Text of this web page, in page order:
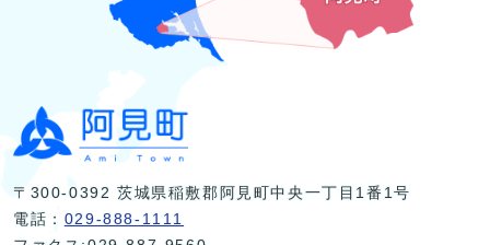
〒300-0392 茨城県稲敷郡阿見町中央一丁目1番1号
電話： 029-888-1111